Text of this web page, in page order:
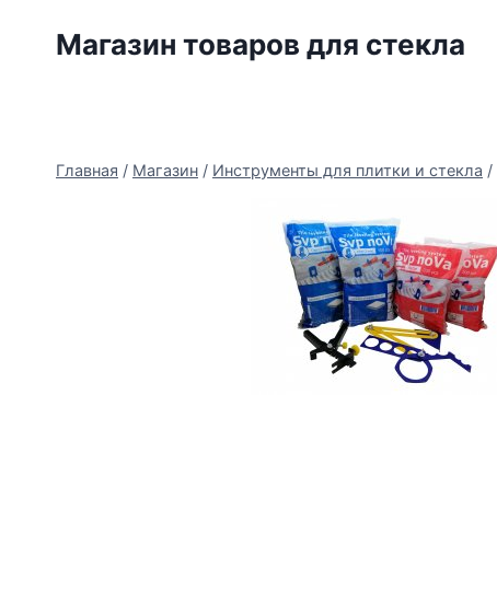
Магазин товаров для стекла
Главная / Магазин / Инструменты для плитки и стекла /